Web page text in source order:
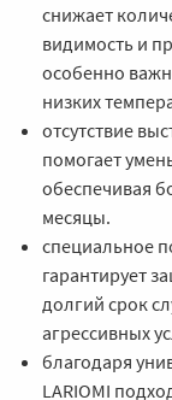
снижает
видимость и
особенно
низких
отсутствие
помогает
обеспечивая
месяцы.
специальное
гарантирует
долгий срок
агрессивных
благодаря
LARIOMI